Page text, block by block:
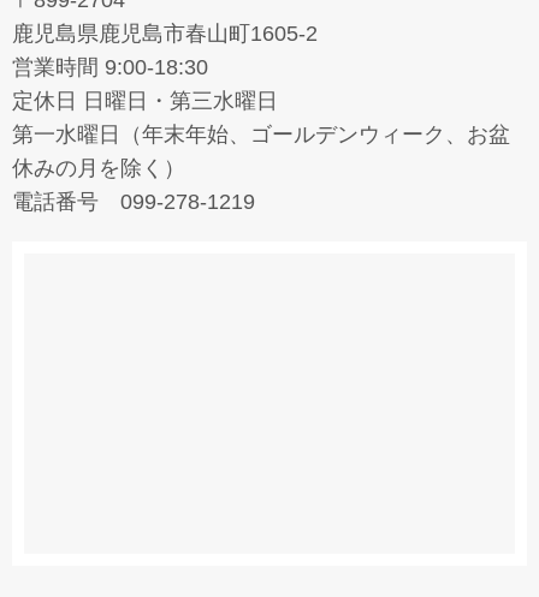
鹿児島県鹿児島市春山町1605-2
営業時間 9:00-18:30
定休日 日曜日・第三水曜日
第一水曜日（年末年始、ゴールデンウィーク、お盆
休みの月を除く）
電話番号 099-278-1219